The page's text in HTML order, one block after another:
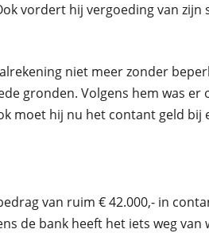
vordert hij vergoeding van zijn
niet meer zonder
gronden. Volgens hem was er
moet hij nu het contant geld bij
van ruim € 42.000,- in
de bank heeft het iets weg van